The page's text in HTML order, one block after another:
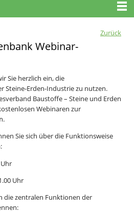
Zurück
Webinar-
Sie herzlich ein, die
Steine-Erden-Industrie zu nutzen.
Baustoffe – Steine und Erden
Webinaren zur
Sie sich über die Funktionsweise
Uhr
die zentralen Funktionen der